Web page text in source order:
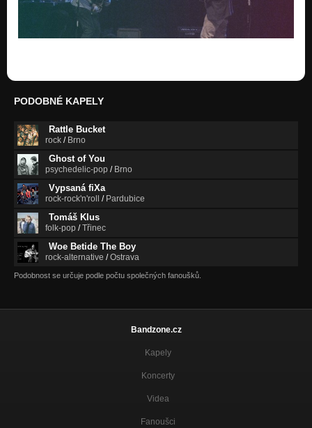
PODOBNÉ KAPELY
Rattle Bucket
rock / Brno
Ghost of You
psychedelic-pop / Brno
Vypsaná fiXa
rock-rock'n'roll / Pardubice
Tomáš Klus
folk-pop /Třinec
Woe Betide The Boy
rock-alternative /Ostrava
Podobnost se určuje podle počtu společných fanoušků.
Bandzone.cz
Kapely
Koncerty
Videa
Fanoušci